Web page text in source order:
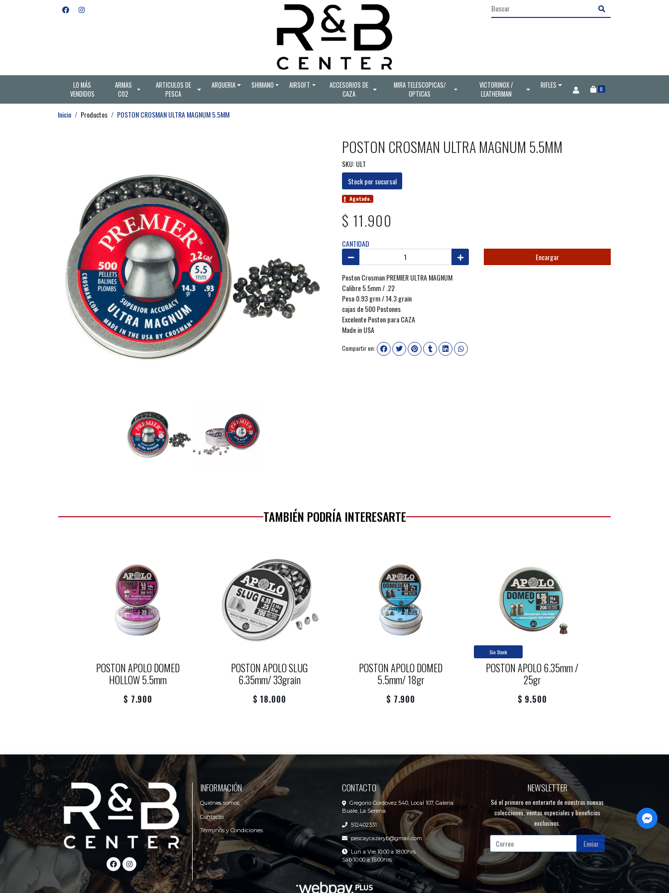
LO MÁS
VENDIDOS
ARMAS
CO2
ARTICULOS DE
PESCA
ARQUERIA SHIMANO AIRSOFT
ACCESORIOS DE
CAZA
MIRA TELESCOPICAS/
OPTICAS
VICTORINOX /
LEATHERMAN
RIFLES 0
Inicio Productos POSTON CROSMAN ULTRA MAGNUM 5.5MM
POSTON CROSMAN ULTRA MAGNUM 5.5MM
SKU: ULT
Stock por sucursal
Agotado.
$ 11.900
CANTIDAD
Encargar
Poston Crosman PREMIER ULTRA MAGNUM
Calibre 5.5mm / .22
Peso 0.93 grm / 14.3 grain
cajas de 500 Postones
Excelente Poston para CAZA
Made in USA
Compartir en:
TAMBIÉN PODRÍA INTERESARTE
POSTON APOLO DOMED
HOLLOW 5.5mm
$ 7.900
POSTON APOLO SLUG
6.35mm/ 33grain
$ 18.000
POSTON APOLO DOMED
5.5mm/ 18gr
$ 7.900
Sin Stock
POSTON APOLO 6.35mm /
25gr
$ 9.500
INFORMACIÓN
Quiénes somos
Contacto
Términos y Condiciones
CONTACTO
Gregorio Cordovez 540, Local 107, Galeria
Buale, La Serena
512402331
pescaycazaryb@gmail.com
Lun a Vie 10:00 a 18:00hrs
Sáb 10:00 a 15:00hrs
NEWSLETTER
Sé el primero en enterarte de nuestras nuevas
colecciones, ventas especiales y beneficios
exclusivos.
Enviar